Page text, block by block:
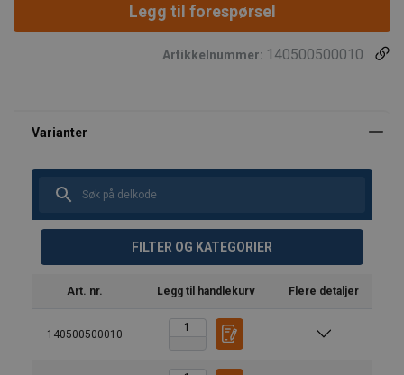
Legg til forespørsel
Artikkelnummer: 140500500010
FILTER OG KATEGORIER
Art. nr. Legg til handlekurv Flere detaljer
140500500010